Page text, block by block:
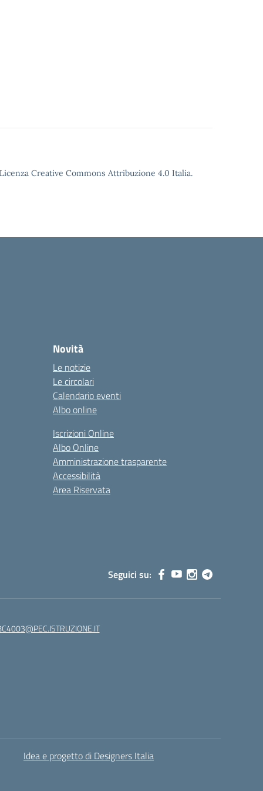
Creative Commons Attribuzione 4.0 Italia.
Novità
Le notizie
Le circolari
Calendario eventi
Albo online
Iscrizioni Online
Albo Online
Amministrazione trasparente
Accessibilità
Area Riservata
Seguici su:
Idea e progetto di Designers Italia